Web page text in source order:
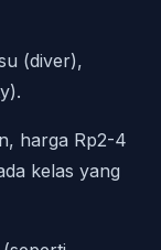
(diver),
harga Rp2-4
kelas yang